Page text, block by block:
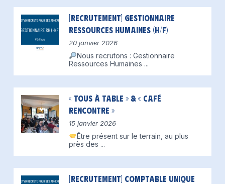
[Recrutement] Gestionnaire
Ressources Humaines (H/F)
20 janvier 2026
Nous recrutons : Gestionnaire
Ressources Humaines ...
« Tous à table » & « Café
Rencontre »
15 janvier 2026
Être présent sur le terrain, au plus
près des ...
[Recrutement] Comptable unique